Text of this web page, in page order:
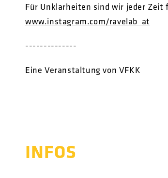
Für Unklarheiten sind wir jeder
www.instagram.com/ravelab_at
--------------
Eine Veranstaltung von VFKK
INFOS